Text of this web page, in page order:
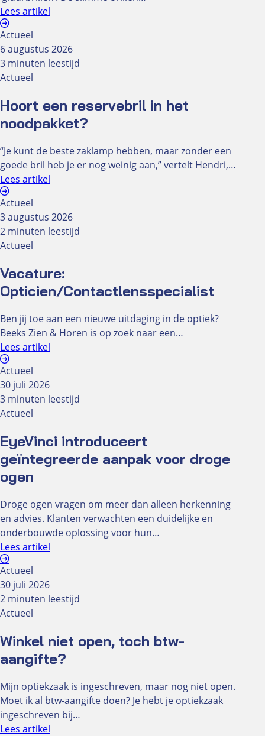
Optiekcentrum
Zalen
Gekoppelde zalen
Oculus-zaal
Optieklounge
Spreekkamer
Tarieven zaalhuur
Catering
Lunch
Lees artikel
Actueel
6 augustus 2026
3 minuten leestijd
Actueel
Hoort een reservebril in het
noodpakket?
“Je kunt de beste zaklamp hebben, maar zonder een
goede bril heb je er nog weinig aan,” vertelt Hendri,…
Lees artikel
Actueel
3 augustus 2026
2 minuten leestijd
Actueel
Vacature:
Opticien/Contactlensspecialist
Ben jij toe aan een nieuwe uitdaging in de optiek?
Beeks Zien & Horen is op zoek naar een…
Lees artikel
Actueel
30 juli 2026
3 minuten leestijd
Actueel
EyeVinci introduceert
geïntegreerde aanpak voor droge
ogen
Droge ogen vragen om meer dan alleen herkenning
en advies. Klanten verwachten een duidelijke en
onderbouwde oplossing voor hun…
Lees artikel
Actueel
30 juli 2026
2 minuten leestijd
Actueel
Winkel niet open, toch btw-
aangifte?
Mijn optiekzaak is ingeschreven, maar nog niet open.
Moet ik al btw-aangifte doen? Je hebt je optiekzaak
ingeschreven bij…
Lees artikel